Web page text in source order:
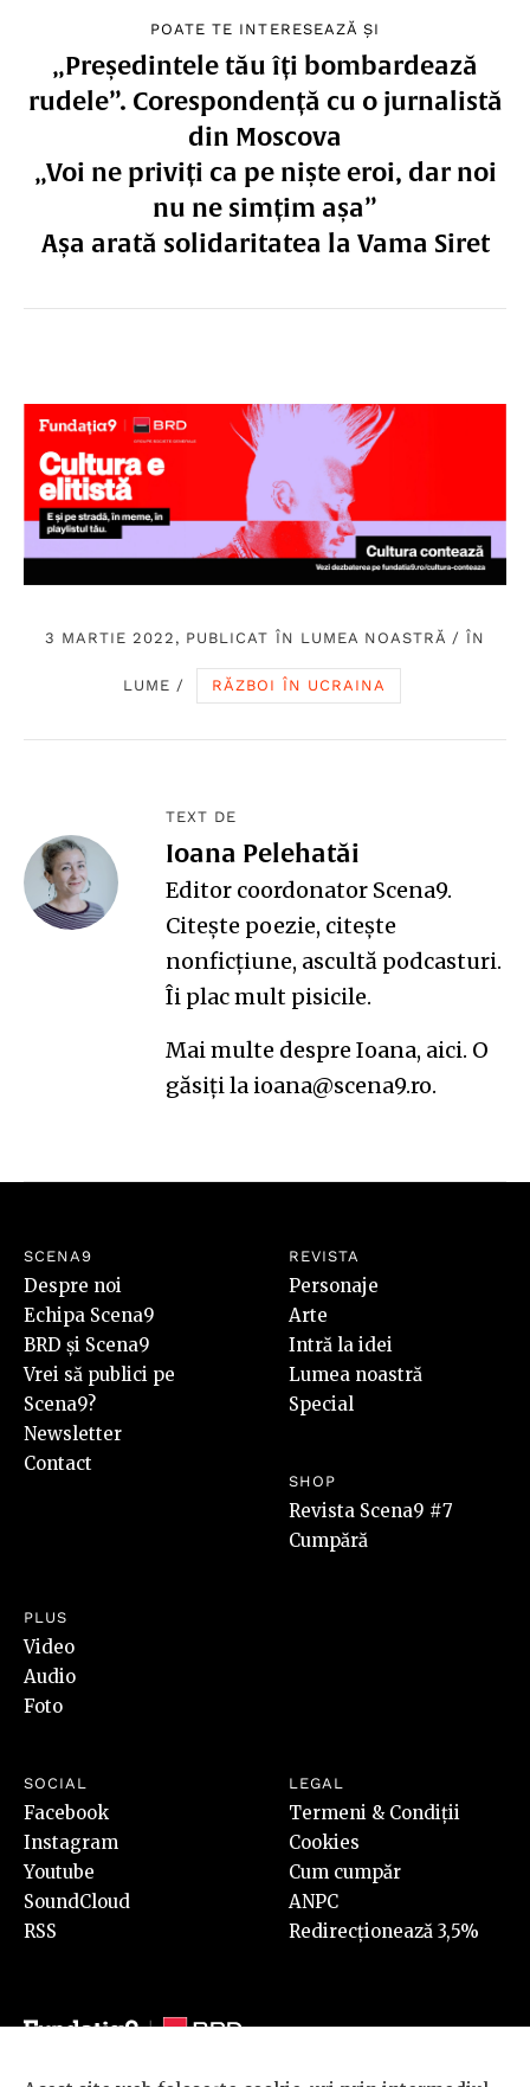
POATE TE INTERESEAZĂ ȘI
„Președintele tău îți bombardează
rudele”. Corespondență cu o jurnalistă
din Moscova
„Voi ne priviți ca pe niște eroi, dar noi
nu ne simțim așa”
Așa arată solidaritatea la Vama Siret
3 MARTIE 2022, PUBLICAT ÎN LUMEA NOASTRĂ /ÎN
LUME / RĂZBOI ÎN UCRAINA
TEXT DE
Ioana Pelehatăi
Editor coordonator Scena9.
Citește poezie, citește
nonficțiune, ascultă podcasturi.
Îi plac mult pisicile.
Mai multe despre Ioana, aici. O
găsiți la ioana@scena9.ro.
SCENA9
Despre noi
Echipa Scena9
BRD și Scena9
Vrei să publici pe
Scena9?
Newsletter
Contact
REVISTA
Personaje
Arte
Intră la idei
Lumea noastră
Special
SHOP
Revista Scena9 #7
Cumpără
PLUS
Video
Audio
Foto
SOCIAL
Facebook
Instagram
Youtube
SoundCloud
RSS
LEGAL
Termeni & Condiții
Cookies
Cum cumpăr
ANPC
Redirecționează 3,5%